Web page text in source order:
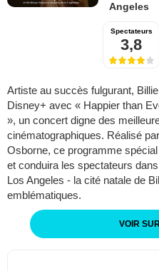
Angeles
Spectateurs
3,8
Artiste au succès fulgurant,
Disney+ avec « Happier than
», un concert digne des
cinématographiques. Réalisé
Osborne, ce programme
et conduira les spectateurs
Los Angeles - la cité natale de
emblématiques.
VOIR